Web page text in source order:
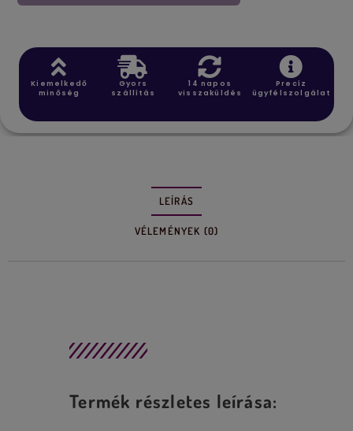
Kiemelkedő
minőség
Gyors
szállítás
14 napos
visszaküldés
Precíz
ügyfélszolgálat
LEÍRÁS
VÉLEMÉNYEK (0)
Termék részletes leírása: